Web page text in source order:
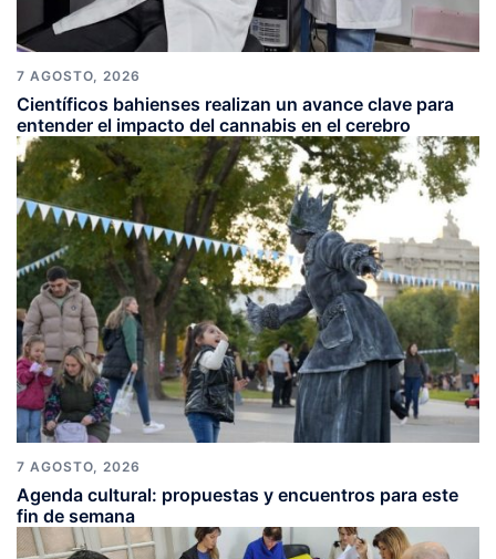
7 AGOSTO, 2026
Científicos bahienses realizan un avance clave para
entender el impacto del cannabis en el cerebro
7 AGOSTO, 2026
Agenda cultural: propuestas y encuentros para este
fin de semana